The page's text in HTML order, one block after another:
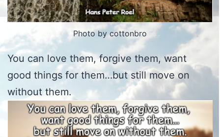
Photo by cottonbro
You can love them, forgive them, want
good things for them…but still move on
without them.